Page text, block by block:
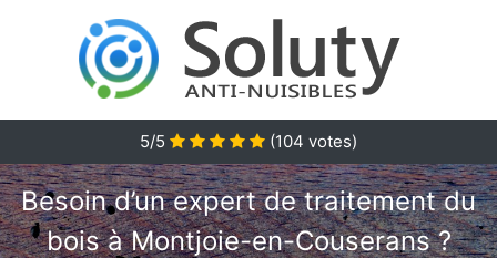
5/5 (104 votes)
Besoin d’un expert de traitement du
bois à Montjoie-en-Couserans ?